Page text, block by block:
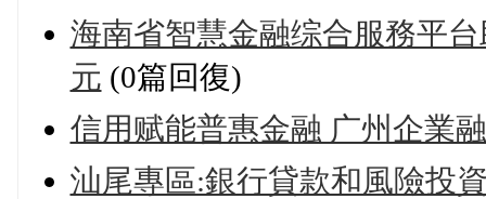
海南省智慧金融综合服務平
元 (0篇回復)
信用赋能普惠金融 广州企業
汕尾專區:銀行貸款和風險投